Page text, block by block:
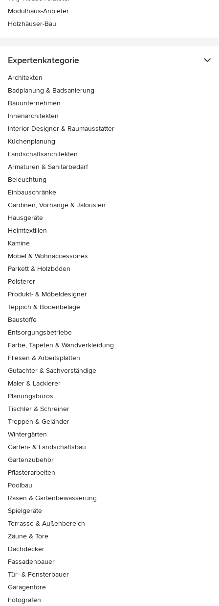
Modulhaus-Anbieter
Holzhäuser-Bau
Expertenkategorie
Architekten
Badplanung & Badsanierung
Bauunternehmen
Innenarchitekten
Interior Designer & Raumausstatter
Küchenplanung
Landschaftsarchitekten
Armaturen & Sanitärbedarf
Beleuchtung
Einbauschränke
Gardinen, Vorhänge & Jalousien
Hausgeräte
Heimtextilien
Kamine
Möbel & Wohnaccessoires
Parkett & Holzböden
Polsterer
Produkt- & Möbeldesigner
Teppich & Bodenbeläge
Baustoffe
Entsorgungsbetriebe
Farbe, Tapeten & Wandverkleidung
Fliesen & Arbeitsplatten
Gutachter & Sachverständige
Maler & Lackierer
Planungsbüros
Tischler & Schreiner
Treppen & Geländer
Wintergärten
Garten- & Landschaftsbau
Gartenzubehör
Pflasterarbeiten
Poolbau
Rasen & Gartenbewässerung
Spielgeräte
Terrasse & Außenbereich
Zäune & Tore
Dachdecker
Fassadenbauer
Tür- & Fensterbauer
Garagentore
Fotografen